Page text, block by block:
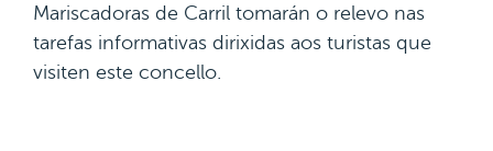
Mariscadoras de Carril tomarán o relevo nas
tarefas informativas dirixidas aos turistas que
visiten este concello.